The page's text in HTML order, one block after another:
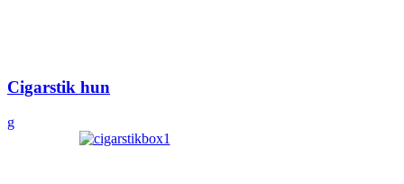
Cigarstik hun
g